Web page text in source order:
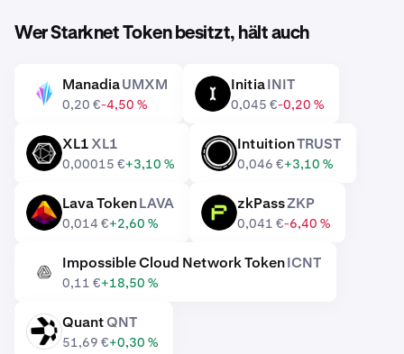
Wer Starknet Token besitzt, hält auch
UMXM ManadiaUMXM
0,20 €-4,50 %
InitiaINIT
0,045 €-0,20 %
XL1 XL1XL1
0,00015 €+3,10 %
IntuitionTRUST
0,046 €+3,10 %
LAVA Lava TokenLAVA
0,014 €+2,60 %
ZKP zkPassZKP
0,041 €-6,40 %
ICNT Impossible Cloud Network TokenICNT
0,11 €+18,50 %
QNT QuantQNT
51,69 €+0,30 %